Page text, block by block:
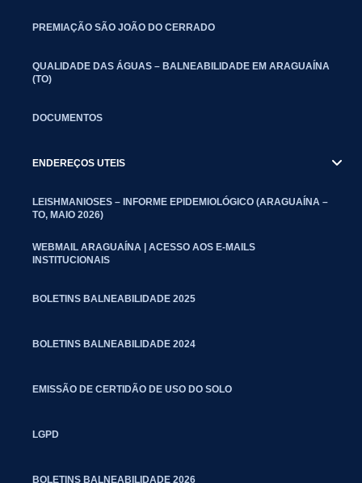
PREMIAÇÃO SÃO JOÃO DO CERRADO
QUALIDADE DAS ÁGUAS – BALNEABILIDADE EM ARAGUAÍNA
(TO)
DOCUMENTOS
ENDEREÇOS UTEIS
LEISHMANIOSES – INFORME EPIDEMIOLÓGICO (ARAGUAÍNA –
TO, MAIO 2026)
WEBMAIL ARAGUAÍNA | ACESSO AOS E-MAILS
INSTITUCIONAIS
BOLETINS BALNEABILIDADE 2025
BOLETINS BALNEABILIDADE 2024
EMISSÃO DE CERTIDÃO DE USO DO SOLO
LGPD
BOLETINS BALNEABILIDADE 2026